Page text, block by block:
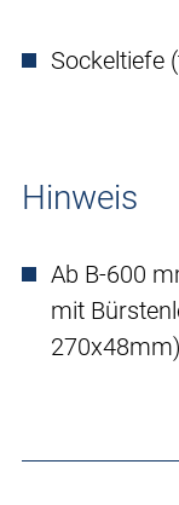
Sockeltiefe
Hinweis
Ab B-600
mit